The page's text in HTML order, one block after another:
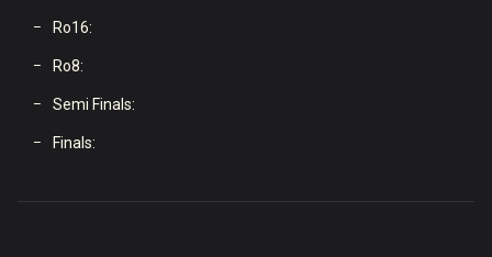
Ro16:
Ro8:
Semi Finals:
Finals: